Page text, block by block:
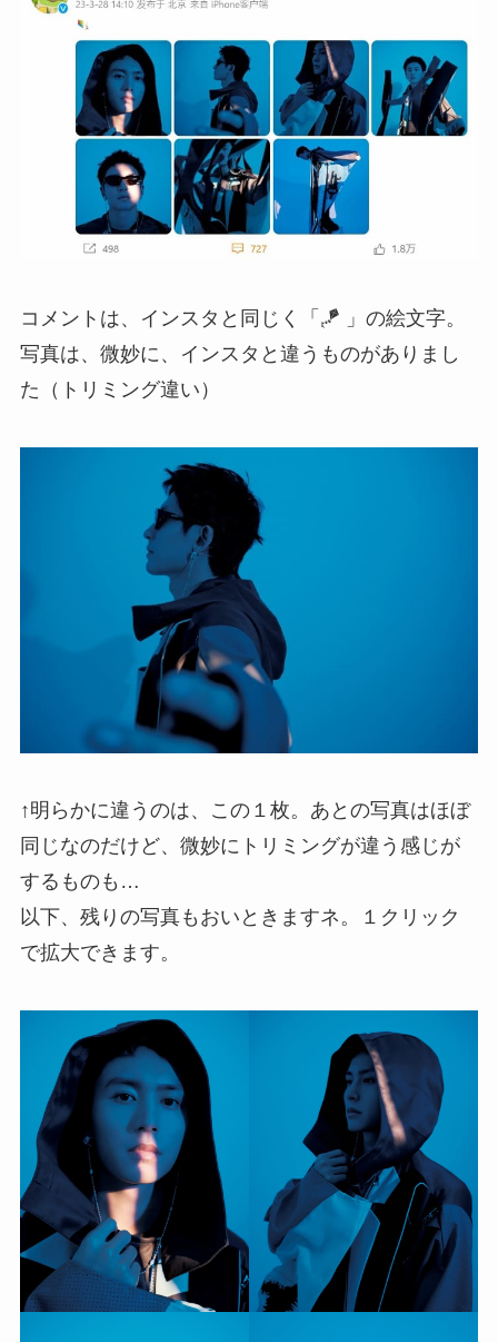
コメントは、インスタと同じく「🪁 ​​​」の絵文字。
写真は、微妙に、インスタと違うものがありまし
た（トリミング違い）
↑明らかに違うのは、この１枚。あとの写真はほぼ
同じなのだけど、微妙にトリミングが違う感じが
するものも…
以下、残りの写真もおいときますネ。１クリック
で拡大できます。